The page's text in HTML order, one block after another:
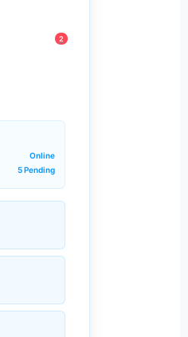
2
Online
5 Pending